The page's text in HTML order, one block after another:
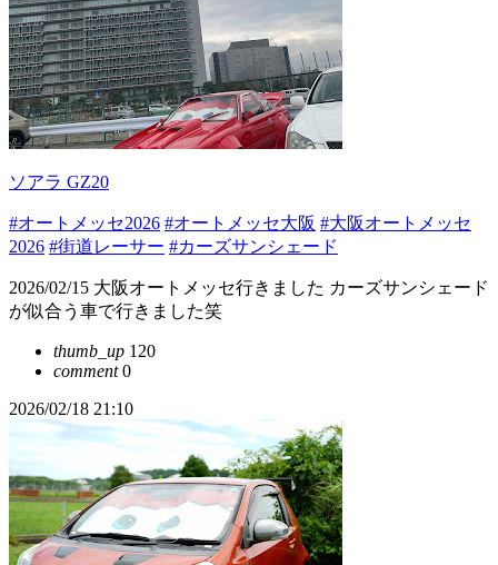
ソアラ GZ20
#オートメッセ2026 #オートメッセ大阪 #大阪オートメッセ
2026 #街道レーサー #カーズサンシェード
2026/02/15 大阪オートメッセ行きました カーズサンシェード
が似合う車で行きました笑
thumb_up 120
comment0
2026/02/18 21:10